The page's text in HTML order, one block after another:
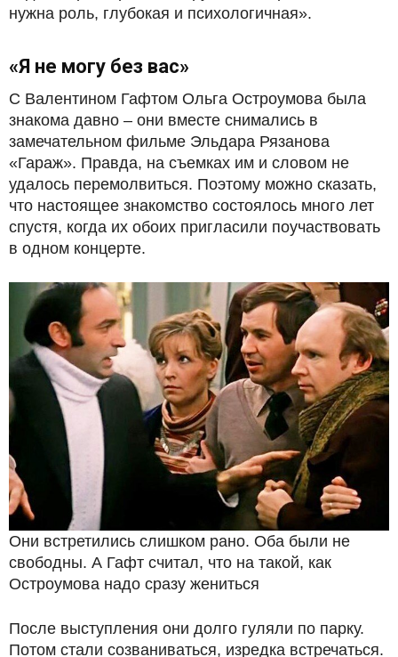
нужна роль, глубокая и психологичная».
«Я не могу без вас»
С Валентином Гафтом Ольга Остроумова была
знакома давно – они вместе снимались в
замечательном фильме Эльдара Рязанова
«Гараж». Правда, на съемках им и словом не
удалось перемолвиться. Поэтому можно сказать,
что настоящее знакомство состоялось много лет
спустя, когда их обоих пригласили поучаствовать
в одном концерте.
Они встретились слишком рано. Оба были не
свободны. А Гафт считал, что на такой, как
Остроумова надо сразу жениться
После выступления они долго гуляли по парку.
Потом стали созваниваться, изредка встречаться.